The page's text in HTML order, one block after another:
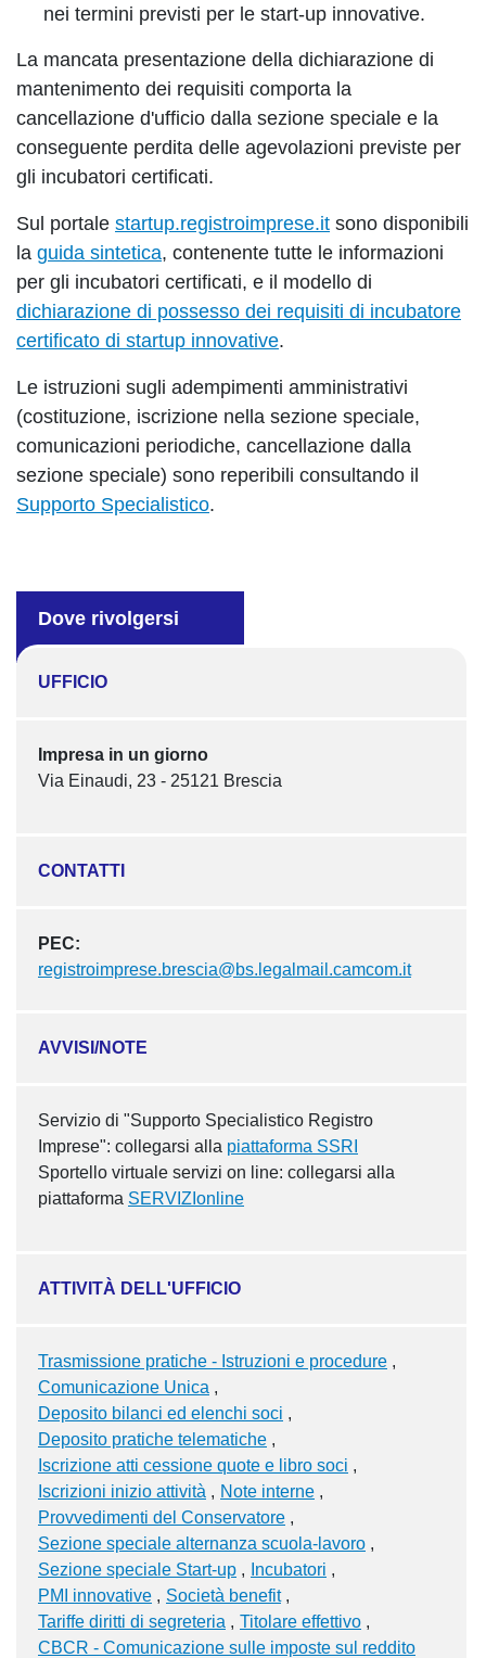
nei termini previsti per le start-up innovative.
La mancata presentazione della dichiarazione di
mantenimento dei requisiti comporta la
cancellazione d'ufficio dalla sezione speciale e la
conseguente perdita delle agevolazioni previste per
gli incubatori certificati.
Sul portale startup.registroimprese.it sono disponibili
la guida sintetica, contenente tutte le informazioni
per gli incubatori certificati, e il modello di
dichiarazione di possesso dei requisiti di incubatore
certificato di startup innovative.
Le istruzioni sugli adempimenti amministrativi
(costituzione, iscrizione nella sezione speciale,
comunicazioni periodiche, cancellazione dalla
sezione speciale) sono reperibili consultando il
Supporto Specialistico.
Dove rivolgersi
UFFICIO
Impresa in un giorno
Via Einaudi, 23 - 25121 Brescia
CONTATTI
PEC:
registroimprese.brescia@bs.legalmail.camcom.it
AVVISI/NOTE
Servizio di "Supporto Specialistico Registro
Imprese": collegarsi alla piattaforma SSRI
Sportello virtuale servizi on line: collegarsi alla
piattaforma SERVIZIonline
ATTIVITÀ DELL'UFFICIO
Trasmissione pratiche - Istruzioni e procedure
Comunicazione Unica
Deposito bilanci ed elenchi soci
Deposito pratiche telematiche
Iscrizione atti cessione quote e libro soci
Iscrizioni inizio attività
Note interne
Provvedimenti del Conservatore
Sezione speciale alternanza scuola-lavoro
Sezione speciale Start-up
Incubatori
PMI innovative
Società benefit
Tariffe diritti di segreteria
Titolare effettivo
CBCR - Comunicazione sulle imposte sul reddito